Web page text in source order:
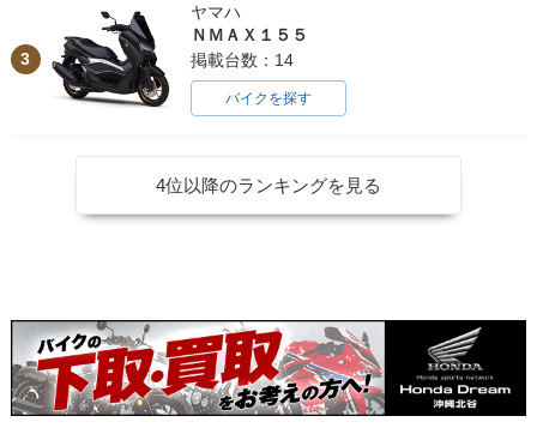
3
ヤマハ
ＮＭＡＸ１５５
掲載台数：14
バイクを探す
4位以降のランキングを見る